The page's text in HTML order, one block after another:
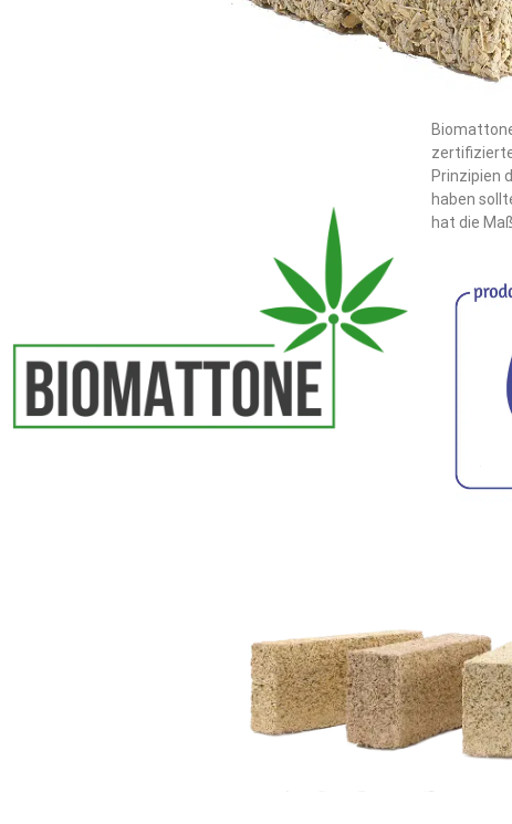
Prinzipien
haben
hat die